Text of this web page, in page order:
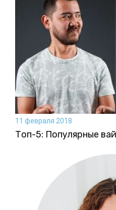
11 февраля 2018
Топ-5: Популярные